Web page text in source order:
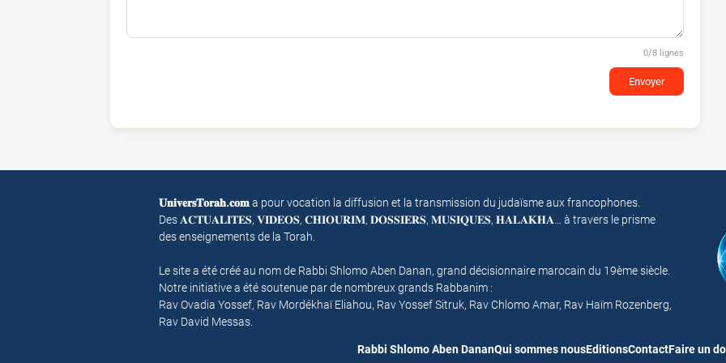
0/8 lignes
Envoyer
𝐔𝐧𝐢𝐯𝐞𝐫𝐬𝐓𝐨𝐫𝐚𝐡.𝐜𝐨𝐦a pour vocation la diffusion et la transmission du judaïsme aux francophones.
Des 𝐀𝐂𝐓𝐔𝐀𝐋𝐈𝐓𝐄𝐒, 𝐕𝐈𝐃𝐄𝐎𝐒, 𝐂𝐇𝐈𝐎𝐔𝐑𝐈𝐌, 𝐃𝐎𝐒𝐒𝐈𝐄𝐑𝐒, 𝐌𝐔𝐒𝐈𝐐𝐔𝐄𝐒, 𝐇𝐀𝐋𝐀𝐊𝐇𝐀… à travers le prisme
des enseignements de la Torah.
Le site a été créé au nom de Rabbi Shlomo Aben Danan, grand décisionnaire marocain du 19ème siècle.
Notre initiative a été soutenue par de nombreux grands Rabbanim :
Rav Ovadia Yossef, Rav Mordékhaï Eliahou, Rav Yossef Sitruk, Rav Chlomo Amar, Rav Haïm Rozenberg,
Rav David Messas.
Rabbi Shlomo Aben DananQui sommes nousEditionsContactFaire un